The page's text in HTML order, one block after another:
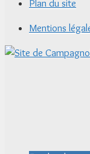
Plan du site
Mentions